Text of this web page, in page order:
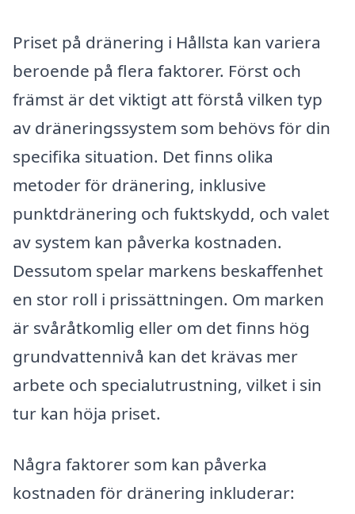
Priset på dränering i Hållsta kan variera
beroende på flera faktorer. Först och
främst är det viktigt att förstå vilken typ
av dräneringssystem som behövs för din
specifika situation. Det finns olika
metoder för dränering, inklusive
punktdränering och fuktskydd, och valet
av system kan påverka kostnaden.
Dessutom spelar markens beskaffenhet
en stor roll i prissättningen. Om marken
är svåråtkomlig eller om det finns hög
grundvattennivå kan det krävas mer
arbete och specialutrustning, vilket i sin
tur kan höja priset.
Några faktorer som kan påverka
kostnaden för dränering inkluderar: